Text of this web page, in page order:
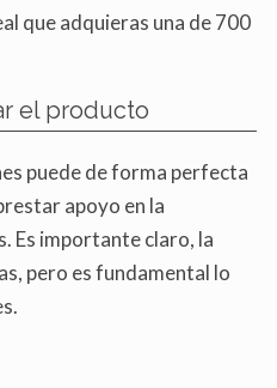
que adquieras una de 700
el producto
puede de forma perfecta
apoyo en la
Es importante claro, la
pero es fundamental lo